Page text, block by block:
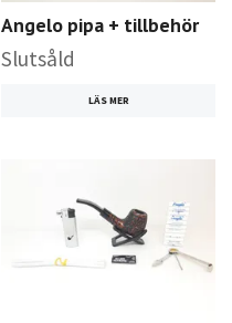
Angelo pipa + tillbehör
Slutsåld
LÄS MER